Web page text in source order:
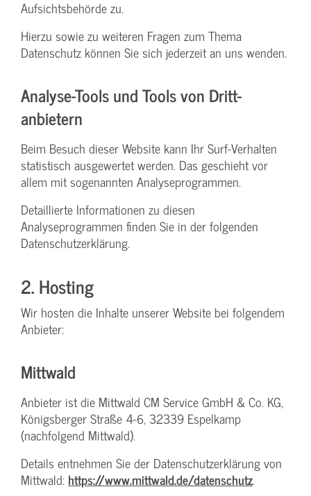
Aufsichtsbehörde zu.
Hierzu sowie zu weiteren Fragen zum Thema
Datenschutz können Sie sich jederzeit an uns wenden.
Analyse-Tools und Tools von Dritt­
anbietern
Beim Besuch dieser Website kann Ihr Surf-Verhalten
statistisch ausgewertet werden. Das geschieht vor
allem mit sogenannten Analyseprogrammen.
Detaillierte Informationen zu diesen
Analyseprogrammen finden Sie in der folgenden
Datenschutzerklärung.
2. Hosting
Wir hosten die Inhalte unserer Website bei folgendem
Anbieter:
Mittwald
Anbieter ist die Mittwald CM Service GmbH & Co. KG,
Königsberger Straße 4-6, 32339 Espelkamp
(nachfolgend Mittwald).
Details entnehmen Sie der Datenschutzerklärung von
Mittwald: https://www.mittwald.de/datenschutz.